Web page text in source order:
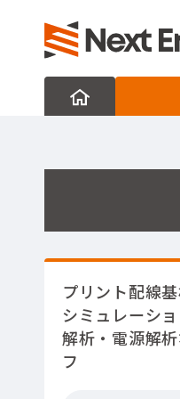
機械・電気・ITエンジニアの転
プリント配線
シミュレーシ
解析・電源解
フ